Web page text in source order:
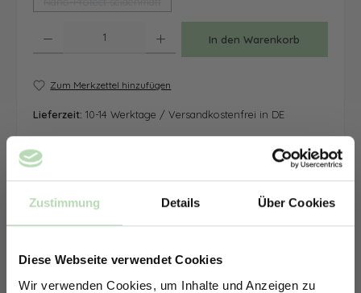
Zustimmung Details Über Cookies
Diese Webseite verwendet Cookies
Wir verwenden Cookies, um Inhalte und Anzeigen zu
In den Warenkorb
Zum Merkzettel hinzufügen
Lieferzeit: 10-14 Werktage / Versandkostenfrei in DE